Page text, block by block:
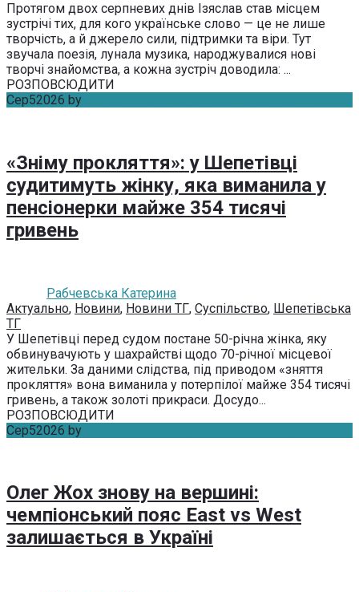
Протягом двох серпневих днів Ізяслав став місцем
зустрічі тих, для кого українське слово — це не лише
творчість, а й джерело сили, підтримки та віри. Тут
звучала поезія, лунала музика, народжувалися нові
творчі знайомства, а кожна зустріч доводила: ...
РОЗПОВСЮДИТИ
Сер52026 by
«Зніму прокляття»: у Шепетівці
судитимуть жінку, яка виманила у
пенсіонерки майже 354 тисячі
гривень
Рабчевська Катерина
Актуально, Новини, Новини ТГ, Суспільство, Шепетівська
ТГ
У Шепетівці перед судом постане 50-річна жінка, яку
обвинувачують у шахрайстві щодо 70-річної місцевої
жительки. За даними слідства, під приводом «зняття
прокляття» вона виманила у потерпілої майже 354 тисячі
гривень, а також золоті прикраси. Досудо...
РОЗПОВСЮДИТИ
Сер52026 by
Олег Жох знову на вершині:
чемпіонський пояс East vs West
залишається в Україні